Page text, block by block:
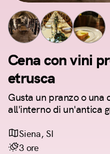
Cena con vini
etrusca
Gusta un pranzo o una
all'interno di un'antica
Siena, SI
3 ore